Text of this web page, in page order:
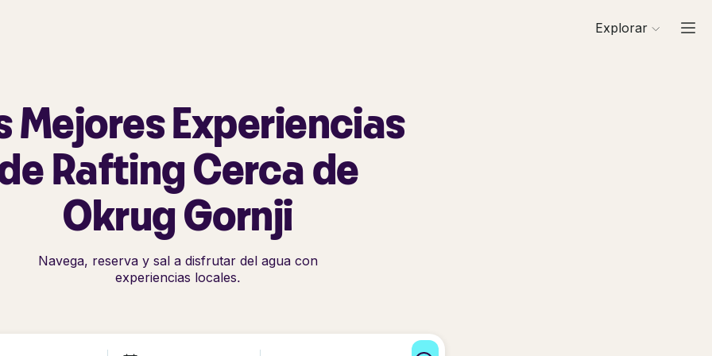
Explorar
Mejores Experiencias
Rafting Cerca de
Okrug Gornji
Navega, reserva y sal a disfrutar del agua con
experiencias locales.